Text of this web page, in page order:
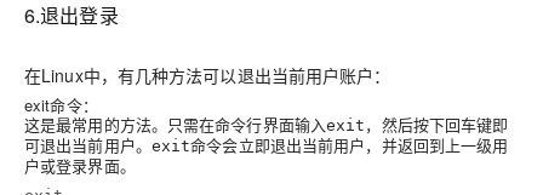
6.退出登录
在Linux中，有几种方法可以退出当前用户账户：
exit命令：
这是最常用的方法。只需在命令行界面输入exit ，然后按下回车键即
可退出当前用户。 exit命令会立即退出当前用户，并返回到上一级用
户或登录界面。